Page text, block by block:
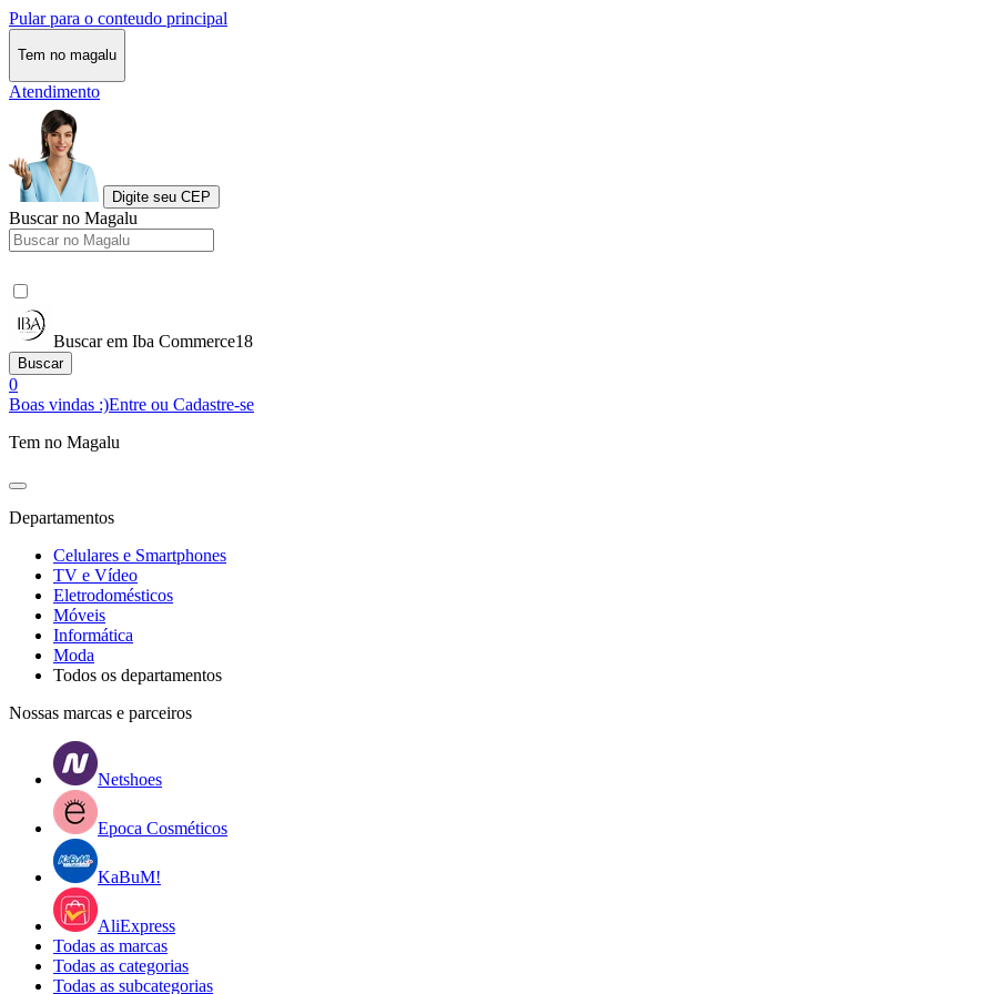
Pular para o conteudo principal
Tem no magalu
Atendimento
Digite seu CEP
Buscar no Magalu
Buscar em Iba Commerce18
Buscar
0
Boas vindas :)Entre ou Cadastre-se
Tem no Magalu
Departamentos
Celulares e Smartphones
TV e Vídeo
Eletrodomésticos
Móveis
Informática
Moda
Todos os departamentos
Nossas marcas e parceiros
Netshoes
Epoca Cosméticos
KaBuM!
AliExpress
Todas as marcas
Todas as categorias
Todas as subcategorias